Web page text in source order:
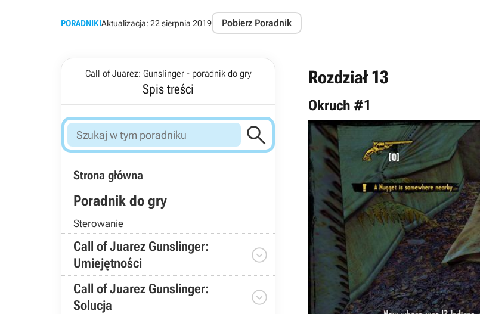
PORADNIKIAktualizacja: 22 sierpnia 2019 Pobierz Poradnik
Call of Juarez: Gunslinger - poradnik do gry
Spis treści

Strona główna
Poradnik do gry
Sterowanie
Call of Juarez Gunslinger:
Umiejętności

Call of Juarez Gunslinger:
Solucja

Rozdział 13
Okruch #1